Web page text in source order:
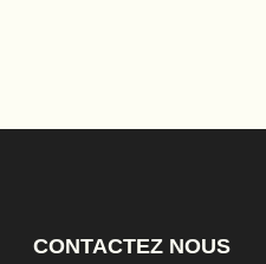
CONTACTEZ NOUS